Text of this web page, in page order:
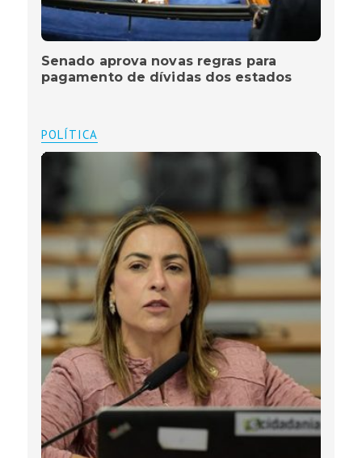
Senado aprova novas regras para
pagamento de dívidas dos estados
POLÍTICA